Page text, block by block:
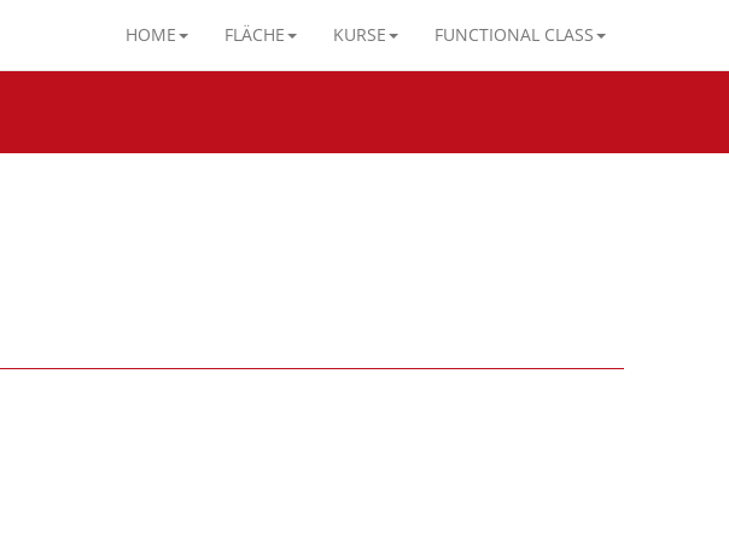
HOME FLÄCHE KURSE FUNCTIONAL CLASS